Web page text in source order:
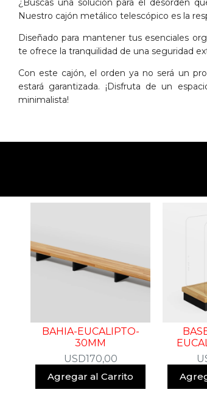
¿Buscas una solución para el desorden
Nuestro cajón metálico telescópico es la
Diseñado para mantener tus esenciales
te ofrece la tranquilidad de una seguridad
Con este cajón, el orden ya no será un
estará garantizada. ¡Disfruta de un
minimalista!
BAHIA-EUCALIPTO-
30MM
USD170,00
Agregar al Carrito